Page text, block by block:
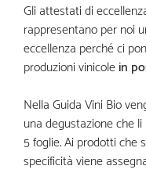
Gli attestati di
rappresentano per noi
eccellenza perché ci
produzioni vinicolein
Nella Guida Vini Bio
una degustazione che
5 foglie. Ai prodotti che
specificità viene